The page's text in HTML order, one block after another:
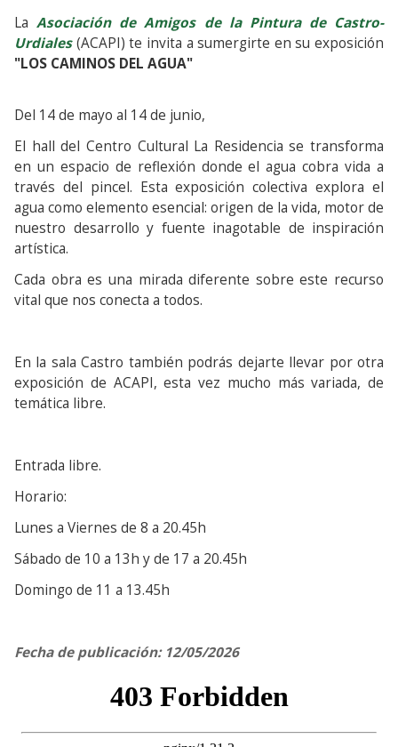
La Asociación de Amigos de la Pintura de Castro-
Urdiales(ACAPI) te invita a sumergirte en su exposición
"LOS CAMINOS DEL AGUA"
Del 14 de mayo al 14 de junio,
El hall del Centro Cultural La Residencia se transforma
en un espacio de reflexión donde el agua cobra vida a
través del pincel. Esta exposición colectiva explora el
agua como elemento esencial: origen de la vida, motor de
nuestro desarrollo y fuente inagotable de inspiración
artística.
Cada obra es una mirada diferente sobre este recurso
vital que nos conecta a todos.
En la sala Castro también podrás dejarte llevar por otra
exposición de ACAPI, esta vez mucho más variada, de
temática libre.
Entrada libre.
Horario:
Lunes a Viernes de 8 a 20.45h
Sábado de 10 a 13h y de 17 a 20.45h
Domingo de 11 a 13.45h
Fecha de publicación: 12/05/2026